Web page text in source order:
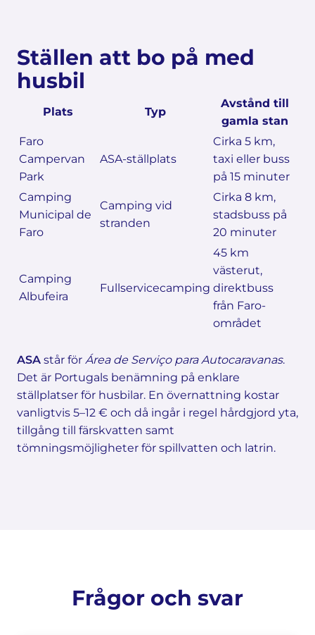
Ställen att bo på med
husbil
Plats Typ
Avstånd till
gamla stan
Faro
Campervan
Park
ASA-ställplats
Cirka 5 km,
taxi eller buss
på 15 minuter
Camping
Municipal de
Faro
Camping vid
stranden
Cirka 8 km,
stadsbuss på
20 minuter
Camping
Albufeira
Fullservicecamping
45 km
västerut,
direktbuss
från Faro-
området
ASA står för Área de Serviço para Autocaravanas.
Det är Portugals benämning på enklare
ställplatser för husbilar. En övernattning kostar
vanligtvis 5–12 € och då ingår i regel hårdgjord yta,
tillgång till färskvatten samt
tömningsmöjligheter för spillvatten och latrin.
Frågor och svar